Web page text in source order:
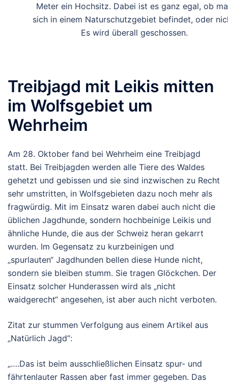
Meter ein Hochsitz. Dabei ist es ganz egal, ob
sich in einem Naturschutzgebiet befindet, oder
Es wird überall geschossen.
Treibjagd mit Leikis mitten
im Wolfsgebiet um
Wehrheim
Am 28. Oktober fand bei Wehrheim eine Treibjagd
statt. Bei Treibjagden werden alle Tiere des Waldes
gehetzt und gebissen und sie sind inzwischen zu Recht
sehr umstritten, in Wolfsgebieten dazu noch mehr als
fragwürdig. Mit im Einsatz waren dabei auch nicht die
üblichen Jagdhunde, sondern hochbeinige Leikis und
ähnliche Hunde, die aus der Schweiz heran gekarrt
wurden. Im Gegensatz zu kurzbeinigen und
„spurlauten“ Jagdhunden bellen diese Hunde nicht,
sondern sie bleiben stumm. Sie tragen Glöckchen. Der
Einsatz solcher Hunderassen wird als „nicht
waidgerecht“ angesehen, ist aber auch nicht verboten.
Zitat zur stummen Verfolgung aus einem Artikel aus
„Natürlich Jagd“:
„….Das ist beim ausschließlichen Einsatz spur- und
fährtenlauter Rassen aber fast immer gegeben. Das